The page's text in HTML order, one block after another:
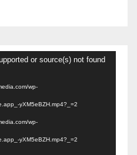
or source(s) not found
wp-
yXM5eBZH.mp4?_=2
wp-
yXM5eBZH.mp4?_=2